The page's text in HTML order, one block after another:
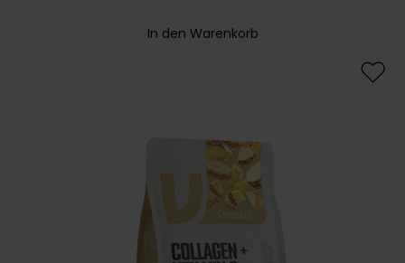
In den Warenkorb